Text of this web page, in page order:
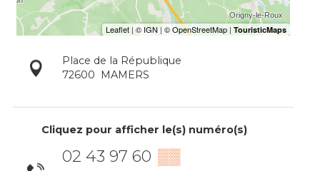
Place de la République
72600
MAMERS
Cliquez pour afficher le(s) numéro(s)
02 43 97 60 ▒▒